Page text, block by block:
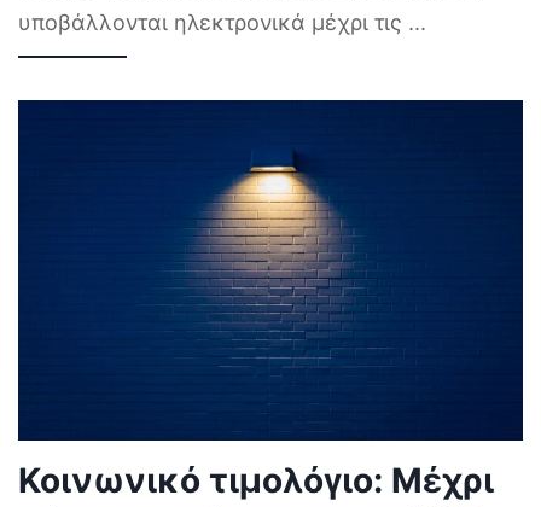
υποβάλλονται ηλεκτρονικά μέχρι τις ...
Κοινωνικό τιμολόγιο: Μέχρι